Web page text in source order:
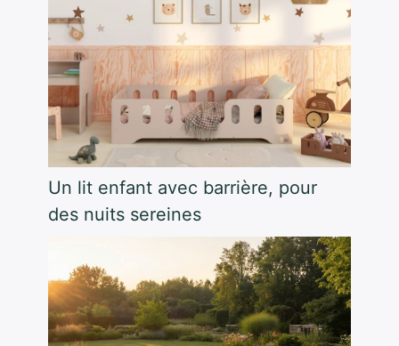
Un lit enfant avec barrière, pour
des nuits sereines